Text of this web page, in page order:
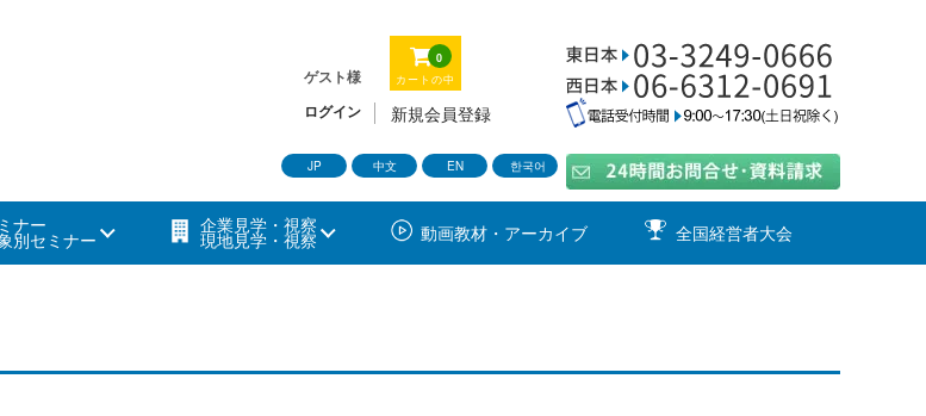
ゲスト様 カートの中
0
ログイン 新規会員登録
JP 中文 EN 한국어
ナー
別セミナー
企業見学・視察
現地見学・視察 動画教材・アーカイブ 全国経営者大会